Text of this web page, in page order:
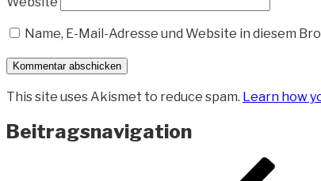
Name, E-Mail-Adresse und Website in diesem
This site uses Akismet to reduce spam. Learn how
Beitragsnavigation